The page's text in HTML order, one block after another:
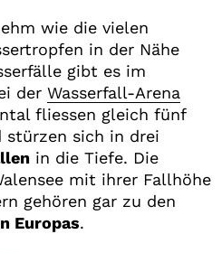
wie die vielen
in der Nähe
gibt es im
der Wasserfall-Arena
fliessen gleich fünf
stürzen sich in drei
in die Tiefe. Die
mit ihrer Fallhöhe
gehören gar zu den
Europas.